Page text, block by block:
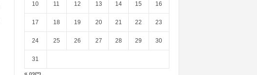
10 11 12 13 14 15 16
17 18 19 20 21 22 23
24 25 26 27 28 29 30
31